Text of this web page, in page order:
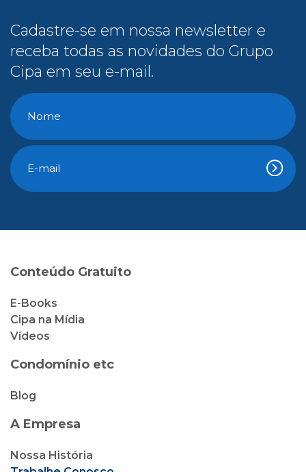
Cadastre-se em nossa newsletter e
receba todas as novidades do Grupo
Cipa em seu e-mail.
Conteúdo Gratuito
E-Books
Cipa na Mídia
Vídeos
Condomínio etc
Blog
A Empresa
Nossa História